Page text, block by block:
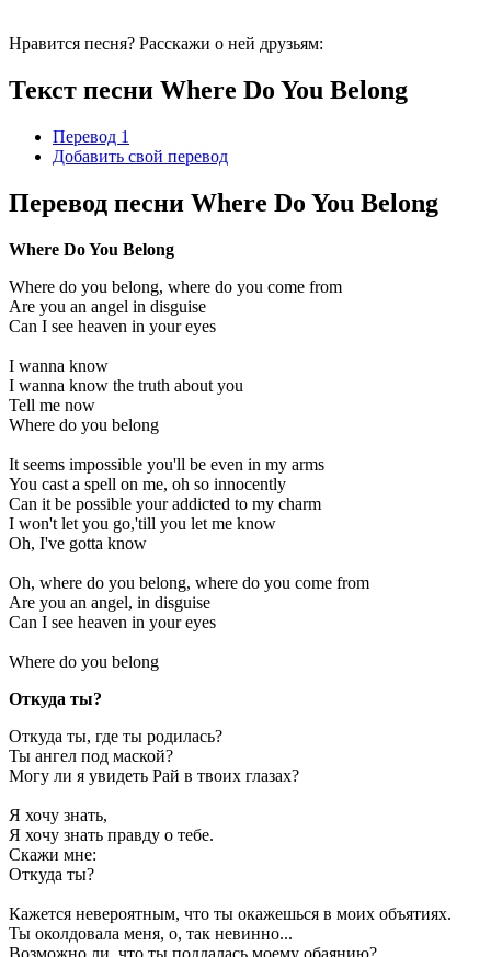
Нравится песня? Расскажи о ней друзьям:
Текст песни Where Do You Belong
Перевод 1
Добавить свой перевод
Перевод песни Where Do You Belong
Where Do You Belong
Where do you belong, where do you come from
Are you an angel in disguise
Can I see heaven in your eyes
I wanna know
I wanna know the truth about you
Tell me now
Where do you belong
It seems impossible you'll be even in my arms
You cast a spell on me, oh so innocently
Can it be possible your addicted to my charm
I won't let you go,'till you let me know
Oh, I've gotta know
Oh, where do you belong, where do you come from
Are you an angel, in disguise
Can I see heaven in your eyes
Where do you belong
Откуда ты?
Откуда ты, где ты родилась?
Ты ангел под маской?
Могу ли я увидеть Рай в твоих глазах?
Я хочу знать,
Я хочу знать правду о тебе.
Скажи мне:
Откуда ты?
Кажется невероятным, что ты окажешься в моих объятиях.
Ты околдовала меня, о, так невинно...
Возможно ли, что ты поддалась моему обаянию?